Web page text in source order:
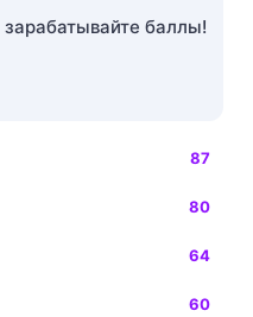
баллы!
87
80
64
60